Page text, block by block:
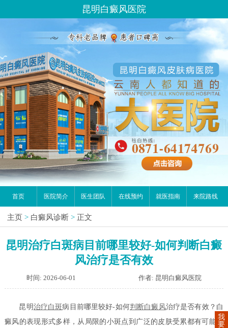
昆明白癜风医院
首页 医院简介 医生团队 在线预约 就医指南 来院路线
主页 > 白癜风诊断 > 正文
昆明治疗白斑病目前哪里较好-如何判断白癜
风治疗是否有效
时间: 2026-06-01 作者: 昆明白癜风医院
昆明治疗白斑病目前哪里较好-如何判断白癜风治疗是否有效？白
癜风的表现形式多样，从局限的小斑点到广泛的皮肤受累都有可能。
我
要